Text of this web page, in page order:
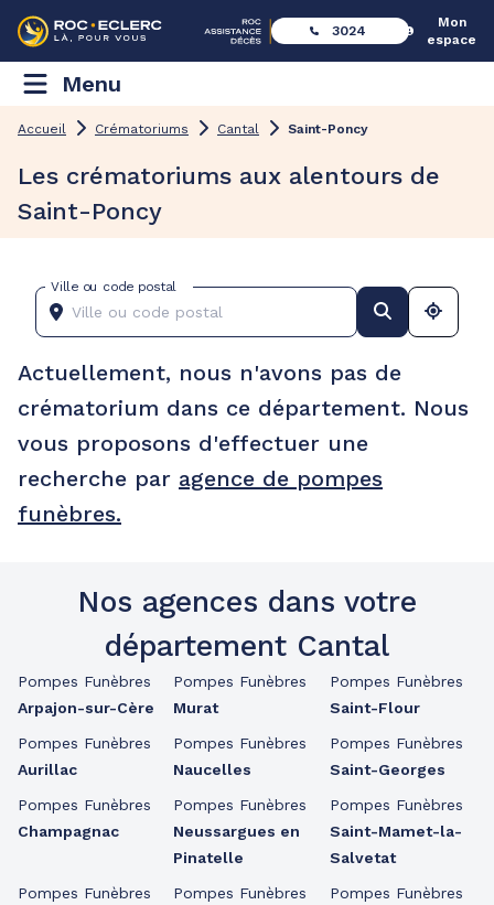
3024
Mon
espace
Menu
Accueil Crématoriums Cantal Saint-Poncy
Les crématoriums aux alentours de
Saint-Poncy
Ville ou code postal
Actuellement, nous n'avons pas de
crématorium dans ce département. Nous
vous proposons d'effectuer une
recherche par agence de pompes
funèbres.
Nos agences dans votre
département Cantal
Pompes Funèbres
Arpajon-sur-Cère
Pompes Funèbres
Aurillac
Pompes Funèbres
Champagnac
Pompes Funèbres
Pompes Funèbres
Murat
Pompes Funèbres
Naucelles
Pompes Funèbres
Neussargues en
Pinatelle
Pompes Funèbres
Pompes Funèbres
Saint-Flour
Pompes Funèbres
Saint-Georges
Pompes Funèbres
Saint-Mamet-la-
Salvetat
Pompes Funèbres